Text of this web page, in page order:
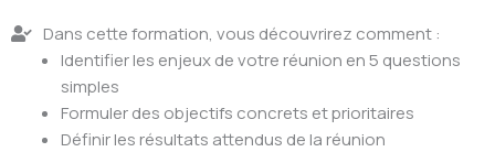
Dans cette formation, vous découvrirez comment :
Identifier les enjeux de votre réunion en 5 questions
simples
Formuler des objectifs concrets et prioritaires
Définir les résultats attendus de la réunion